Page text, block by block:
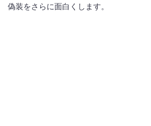
偽装をさらに面白くします。